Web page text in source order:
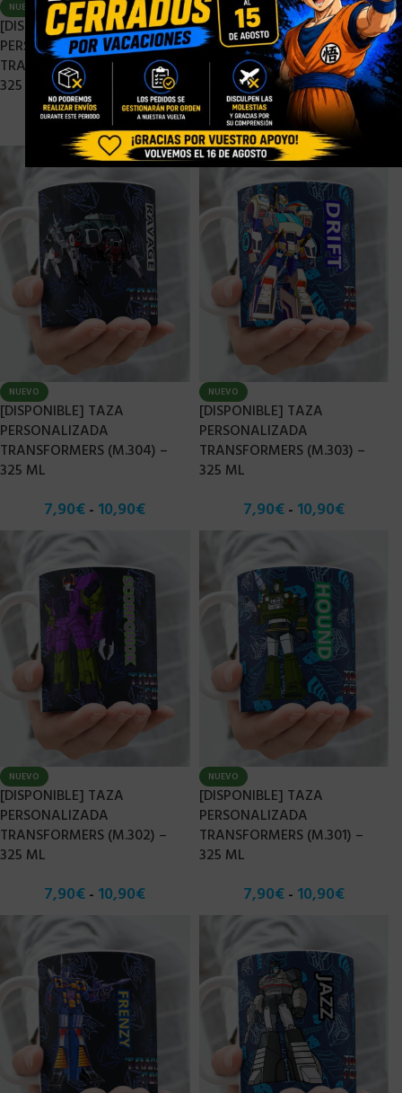
NUEVO
[DISPONIBLE] TAZA
PERSONALIZADA
TRANSFORMERS (M.306) –
325 ML
7,90€-10,90€
NUEVO
[DISPONIBLE] TAZA
PERSONALIZADA
TRANSFORMERS (M.305) –
325 ML
7,90€-10,90€
NUEVO
[DISPONIBLE] TAZA
PERSONALIZADA
TRANSFORMERS (M.304) –
325 ML
7,90€- 10,90€
NUEVO
[DISPONIBLE] TAZA
PERSONALIZADA
TRANSFORMERS (M.303) –
325 ML
7,90€ - 10,90€
NUEVO
[DISPONIBLE] TAZA
PERSONALIZADA
TRANSFORMERS (M.302) –
325 ML
7,90€- 10,90€
NUEVO
[DISPONIBLE] TAZA
PERSONALIZADA
TRANSFORMERS (M.301) –
325 ML
7,90€ - 10,90€